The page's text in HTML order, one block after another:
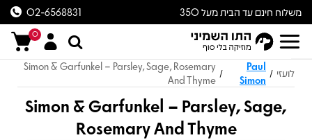
משלוח חינם עד הבית מעל 350
ש״ח
02-6568831
0
לועזי /
Paul
Simon
/
Simon & Garfunkel – Parsley, Sage, Rosemary
And Thyme
Simon & Garfunkel – Parsley, Sage,
Rosemary And Thyme